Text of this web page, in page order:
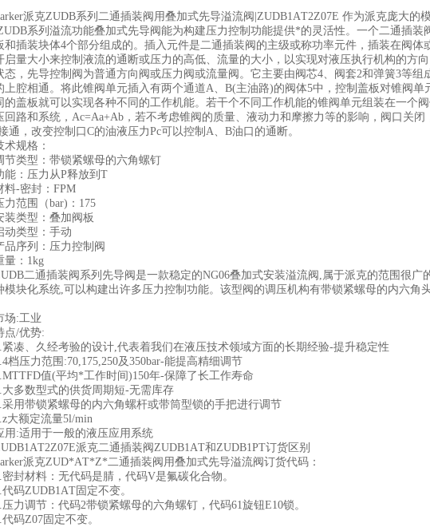
派克ZUDB系列二通插装阀用叠加式先导溢流阀|ZUDB1AT2Z07E 作为派克庞大的
系列溢流功能叠加式先导阀能为构建压力控制功能提供*的灵活性。一个二通插装
和插装块体4个部分组成的。插入元件是二通插装阀的主级或称功率元件，插装在阀体
启量大小来控制液流的通断或压力的高低、流量的大小，以实现对液压执行机构的方
态，先导控制阀为普通方向阀或压力阀或流量阀。它主要由阀芯4、阀套2和弹簧3等组
上腔相通。将此锥阀单元插入有两个通道A、B(主油路)的阀体5中，控制盖板对锥阀
的盖板就可以实现各种不同的工作机能。若干个不同工作机能的锥阀单元组装在一个
回路和系统，Ac=Aa+Ab，若不考虑锥阀的质量、液动力和摩擦力等的影响，阀口关
通，改变控制口C的油液压力Pc可以控制A、B油口的通断。
术规格：
节类型：带锁紧螺母的六角螺钉
能：压力从P释放到T
料-密封：FPM
力范围（bar)：175
装类型：叠加阀板
动类型：手动
品序列：压力控制阀
量：1kg
二通插装阀系列先导阀是一款稳定的NG06叠加式安装溢流阀,属于派克的范围很广
模块化系统,可以构建出许多压力控制功能。该型阀的调压机构有带锁紧螺母的内六角
场:工业
点/优势:
紧凑、久经考验的设计,代表着我们在液压技术领域方面的长期经验-提升稳定性
档压力范围:70,175,250及350bar-能提高精细调节
值(平均*工作时间)150年-保障了长工作寿命
大多数型式的供货周期短-无需库存
采用带锁紧螺母的内六角螺杆或带筒型锁的手把进行调节
大额定流量5l/min
用:适用于一般的液压应用系统
派克二通插装阀ZUDB1AT和ZUDB1PT订货区别
派克ZUD*AT*Z*二通插装阀用叠加式先导溢流阀订货代码：
密封材料：无代码是腈，代码V是氟碳化合物。
代码ZUDB1AT固定不变。
压力调节：代码2带锁紧螺母的六角螺钉，代码61旋钮E10锁。
代码Z07固定不变。